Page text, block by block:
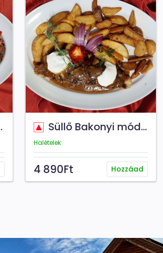
Süllő Bakonyi módra
Halételek
4 890Ft Hozzáad